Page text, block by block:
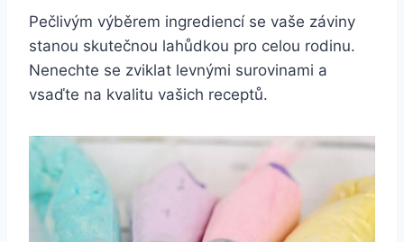
Pečlivým výběrem ingrediencí se vaše záviny
stanou skutečnou lahůdkou pro celou rodinu.
Nenechte se zviklat levnými surovinami a
vsaďte na kvalitu vašich receptů.